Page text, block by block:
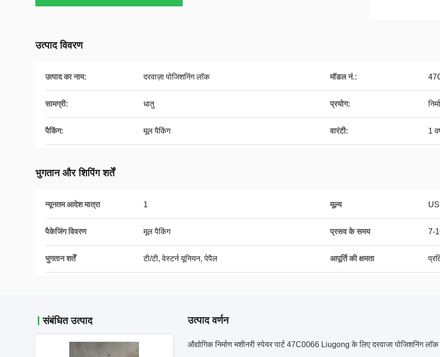
उत्पाद विवरण
उत्पाद का नाम: दरवाज़ा पोजिशनिंग लॉक मॉडल नं.:
सामग्री: धातु प्रयोग:
पैकिंग: मूल पैकिंग वारंटी: 1
भुगतान और शिपिंग शर्तें
न्यूनतम आदेश मात्रा 1 मूल्य
पैकेजिंग विवरण मूल पैकिंग प्रसव के समय 7-
भुगतान शर्तें टी/टी, वेस्टर्न यूनियन, पेपैल आपूर्ति की क्षमता
संबंधित उत्पाद उत्पाद वर्णन
औद्योगिक निर्माण मशीनरी स्पेयर पार्ट 47C0066 Liugong के लिए दरवाजा पोजिशनिंग लॉक